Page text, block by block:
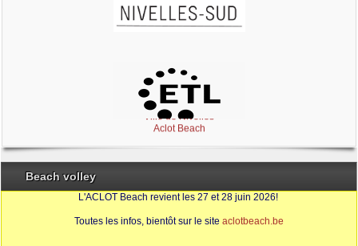
Brabant Wallon
Magic Miroir
Ville de Nivelles
Aclot Beach
Beach volley
L'ACLOT Beach revient les 27 et 28 juin 2026!
Toutes les infos, bientôt sur le site aclotbeach.be